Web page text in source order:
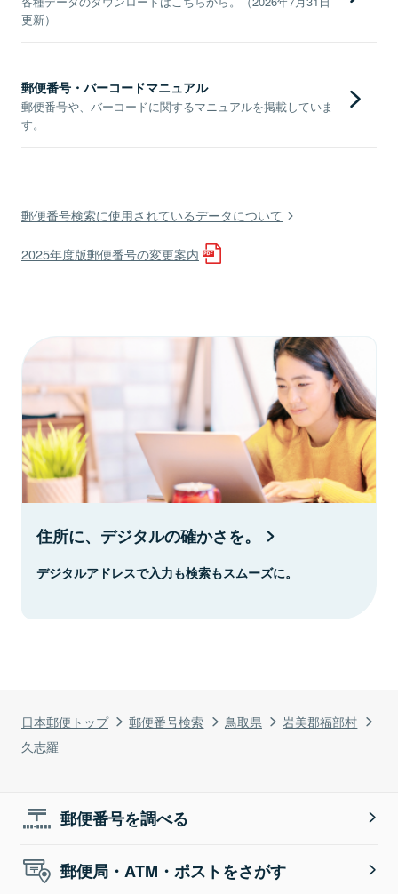
日本郵便トップ 郵便番号検索 鳥取県
岩美郡福部村
久志羅
更新）
郵便番号・バーコードマニュアル
郵便番号や、バーコードに関するマニュアルを掲載していま
す。
郵便番号検索に使用されているデータについて
2025年度版郵便番号の変更案内
住所に、デジタルの確かさを。
デジタルアドレスで入力も検索もスムーズに。
郵便番号を調べる
郵便局・ATM・ポストをさがす